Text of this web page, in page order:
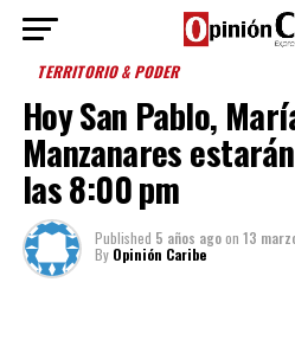
TERRITORIO & PODER
Hoy San Pablo,
Manzanares
las 8:00 pm
Published 5 años agoon 13
By Opinión Caribe